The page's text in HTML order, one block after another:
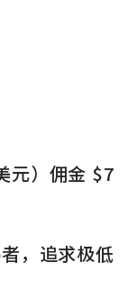
元）佣金 $7
，追求极低